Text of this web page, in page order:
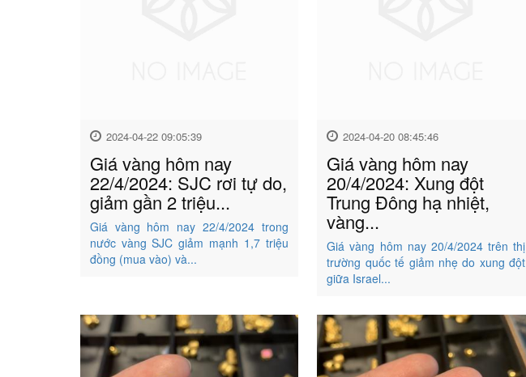
2024-04-22 09:05:39
Giá vàng hôm nay
22/4/2024: SJC rơi tự do,
giảm gần 2 triệu...
Giá vàng hôm nay 22/4/2024 trong
nước vàng SJC giảm mạnh 1,7 triệu
đồng (mua vào) và...
2024-04-20 08:45:46
Giá vàng hôm nay
20/4/2024: Xung đột
Trung Đông hạ nhiệt,
vàng...
Giá vàng hôm nay 20/4/2024 trên thị
trường quốc tế giảm nhẹ do xung đột
giữa Israel...